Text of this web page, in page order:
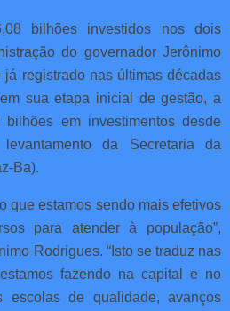
bilhões investidos nos dois
do governador Jerônimo
já registrado nas últimas décadas
sua etapa inicial de gestão, a
em investimentos desde
da Secretaria da
Ba).
que estamos sendo mais efetivos
para atender à população”,
Rodrigues. “Isto se traduz nas
fazendo na capital e no
escolas de qualidade, avanços